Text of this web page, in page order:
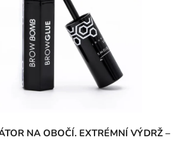
NA OBOČÍ. EXTRÉMNÍ VÝDRŽ –